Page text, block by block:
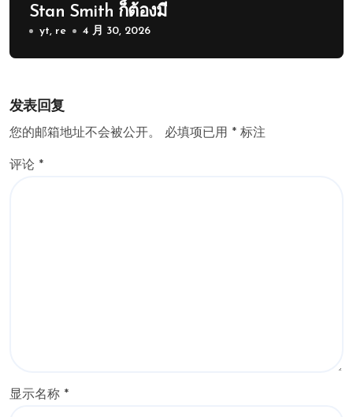
Stan Smith ก็ต้องมี
yt, re 4 月 30, 2026
发表回复
您的邮箱地址不会被公开。 必填项已用 * 标注
评论 *
显示名称 *